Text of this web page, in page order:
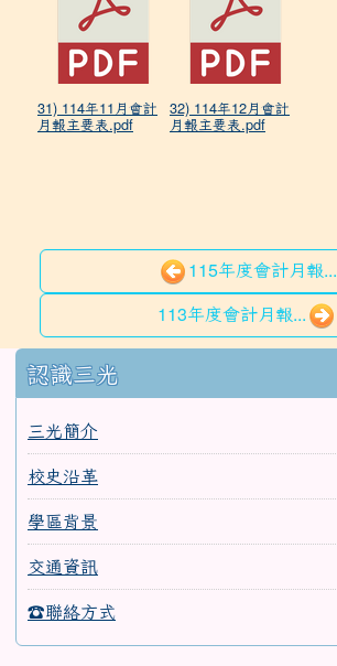
31) 114年11月會計
月報主要表.pdf
32) 114年12月會計
月報主要表.pdf
115年度會計月報...
113年度會計月報...
::: 認識三光
三光簡介
校史沿革
學區背景
交通資訊
☎聯絡方式